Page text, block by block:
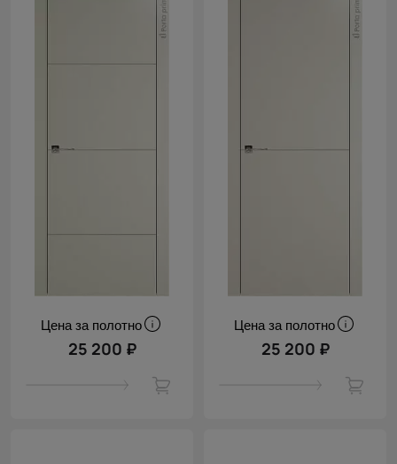
Цена за полотно
25 200 ₽
Цена за полотно
25 200 ₽